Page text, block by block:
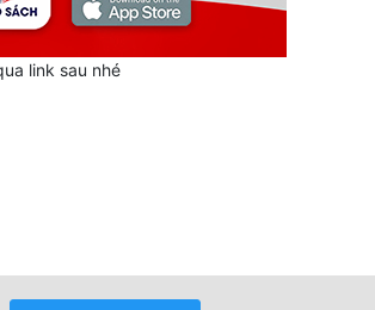
link sau nhé